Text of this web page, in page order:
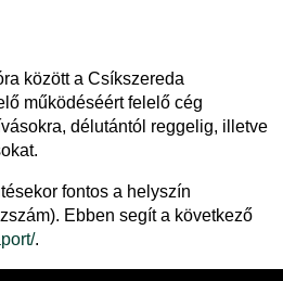
között a Csíkszereda
működéséért felelő cég
délutántól reggelig, illetve
fontos a helyszín
Ebben segít a következő
.